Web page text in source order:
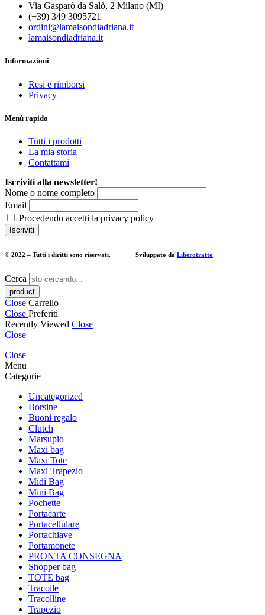
Via Gasparò da Salò, 2 Milano (MI)
(+39) 349 3095721
ordini@lamaisondiadriana.it
lamaisondiadriana.it
Informazioni
Resi e rimborsi
Privacy
Menù rapido
Tutti i prodotti
La mia storia
Contattami
Iscriviti alla newsletter!
Nome o nome completo
Email
Procedendo accetti la privacy policy
© 2022 – Tutti i diritti sono riservati. Sviluppato da Liberotratto
Cerca
Close Carrello
Close Preferiti
Recently Viewed Close
Close
Close
Menu
Categorie
Uncategorized
Borsine
Buoni regalo
Clutch
Marsupio
Maxi bag
Maxi Tote
Maxi Trapezio
Midi Bag
Mini Bag
Pochette
Portacarte
Portacellulare
Portachiave
Portamonete
PRONTA CONSEGNA
Shopper bag
TOTE bag
Tracolle
Tracolline
Trapezio